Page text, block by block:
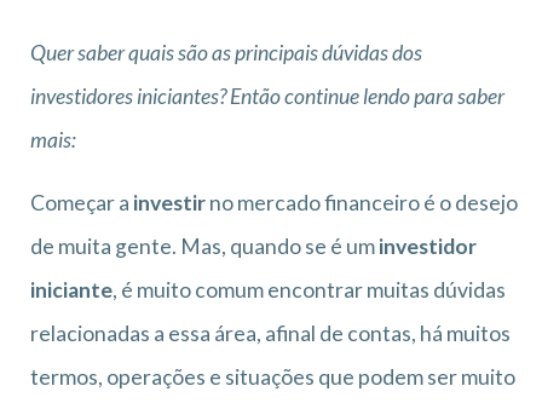
Quer saber quais são as principais dúvidas dos
investidores iniciantes? Então continue lendo para saber
mais:
Começar a investirno mercado financeiro é o desejo
de muita gente. Mas, quando se é uminvestidor
iniciante, é muito comum encontrar muitas dúvidas
relacionadas a essa área, afinal de contas, há muitos
termos, operações e situações que podem ser muito